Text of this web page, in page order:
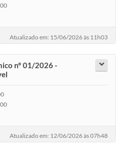
Atualizado em: 15/06/2026 às 11h03
nº 01/2026 -
Atualizado em: 12/06/2026 às 07h48